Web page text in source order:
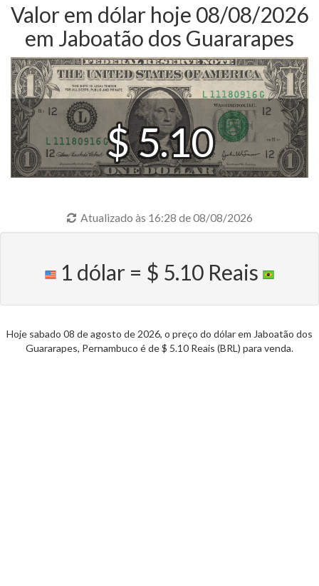
Valor em dólar hoje 08/08/2026
em Jaboatão dos Guararapes
$ 5.10
Atualizado às 16:28 de 08/08/2026
1 dólar = $ 5.10 Reais
Hoje sabado 08 de agosto de 2026, o preço do dólar em Jaboatão dos
Guararapes, Pernambuco é de $ 5.10 Reais (BRL) para venda.